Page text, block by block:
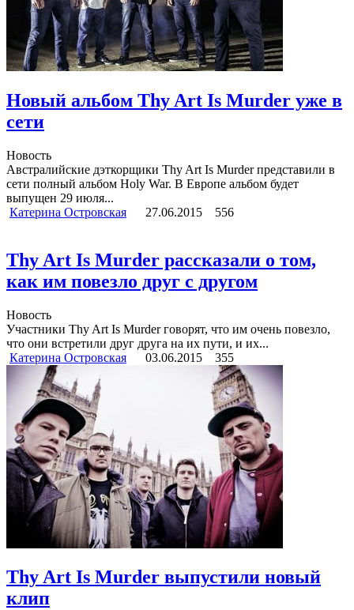
Новый альбом Thy Art Is Murder уже в
сети
Новость
Австралийские дэткорщики Thy Art Is Murder представили в
сети полный альбом Holy War. В Европе альбом будет
выпущен 29 июля...
Катерина Островская
27.06.2015 556
Thy Art Is Murder рассказали о том,
как им повезло друг с другом
Новость
Участники Thy Art Is Murder говорят, что им очень повезло,
что они встретили друг друга на их пути, и их...
Катерина Островская
03.06.2015 355
Thy Art Is Murder выпустили новый
клип